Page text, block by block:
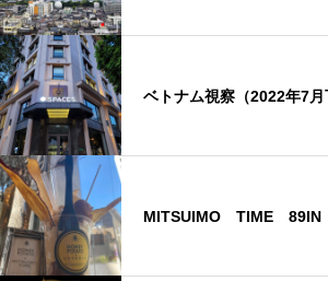
ベトナム視察（2022年7月
MITSUIMO TIME 89IN